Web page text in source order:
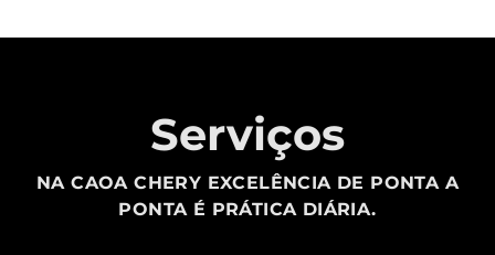
Serviços
NA CAOA CHERY EXCELÊNCIA DE PONTA A
PONTA É PRÁTICA DIÁRIA.